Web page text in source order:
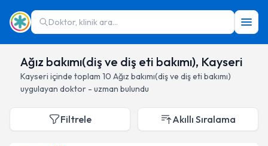
Doktor, klinik ara...
Ağız bakımı(diş ve diş eti bakımı), Kayseri
Kayseri içinde toplam 10 Ağız bakımı(diş ve diş eti bakımı)
uygulayan doktor - uzman bulundu
Filtrele Akıllı Sıralama